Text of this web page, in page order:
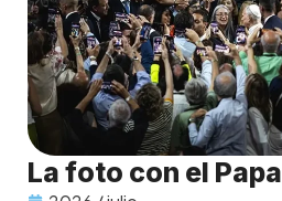
La foto con el Papa